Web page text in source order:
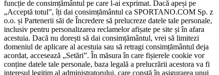
funcție de consimțământul pe care l-ai exprimat. Dacă apeși pe
„Acceptă totul”, îți dai consimțământul ca SPORTANO.COM Sp. z
o.o. și Partenerii săi de Încredere să prelucreze datele tale personale,
inclusiv pentru personalizarea reclamelor afișate pe site și în afara
acestuia. Dacă nu dorești să dai consimțământul, vrei să limitezi
domeniul de aplicare al acestuia sau să retragi consimțământul deja
acordat, accesează „Setări”. În măsura în care fișierele cookie vor
conține datele tale personale, baza legală a prelucrării acestora va fi
interesul legitim al administratorului, care constă în asigurarea unui